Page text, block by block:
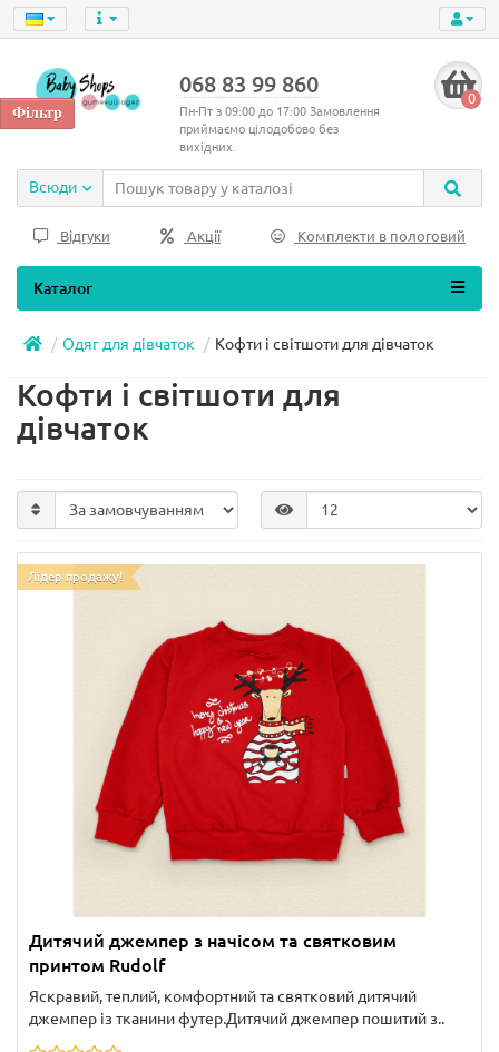
068 83 99 860
Пн-Пт з 09:00 до 17:00 Замовлення
приймаємо цілодобово без
вихідних.
0
Всюди
Відгуки Акції Комплекти в пологовий
Каталог
Одяг для дівчаток Кофти і світшоти для дівчаток
Кофти і світшоти для
дівчаток
Лідер продажу!
Дитячий джемпер з начісом та святковим
принтом Rudolf
Яскравий, теплий, комфортний та святковий дитячий
джемпер із тканини футер.Дитячий джемпер пошитий з..